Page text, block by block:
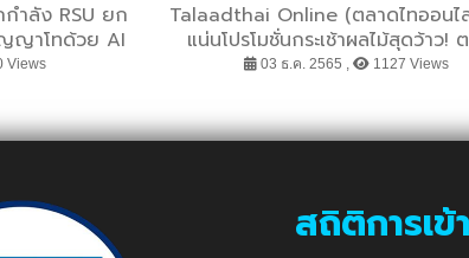
ำลัง RSU ยก
ญญาโทด้วย AI
Views
Talaadthai Online (ตลาดไทออนไ
แน่นโปรโมชั่นกระเช้าผลไม้สุดว้าว!
เทศกาลแห่งความสุขส่งท้ายปี
03 ธ.ค. 2565 , 1127 Views
สถิติการเข้